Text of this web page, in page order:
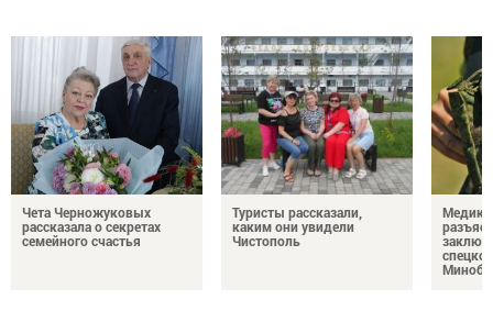
Чета Черножуковых
рассказала о секретах
семейного счастья
Туристы рассказали,
каким они увидели
Чистополь